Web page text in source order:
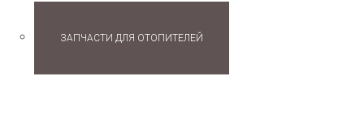
ЗАПЧАСТИ ДЛЯ ОТОПИТЕЛЕЙ